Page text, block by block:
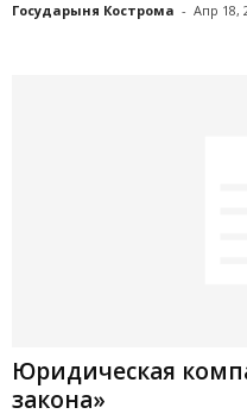
Государыня Кострома - Апр 18,
Юридическая
закона»